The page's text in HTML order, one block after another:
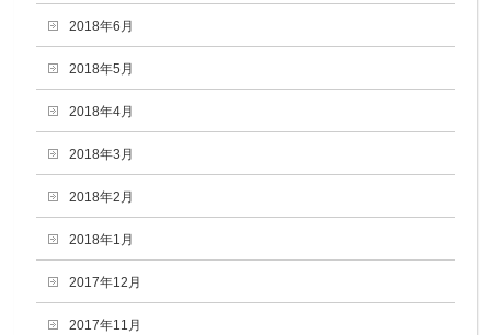
2018年6月
2018年5月
2018年4月
2018年3月
2018年2月
2018年1月
2017年12月
2017年11月